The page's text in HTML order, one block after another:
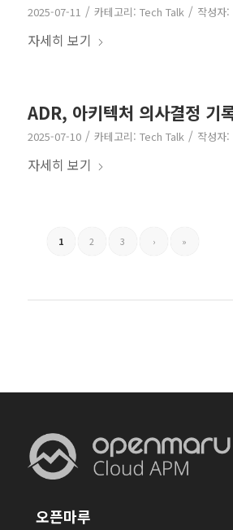
2025-07-11 / 카테고리: Tech Talk / 작성자:
자세히 보기
ADR, 아키텍처 의사결정 기
2025-07-10 / 카테고리: Tech Talk / 작성자:
자세히 보기
1 2 3 › »
오픈마루